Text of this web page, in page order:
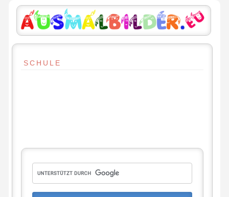
SCHULE